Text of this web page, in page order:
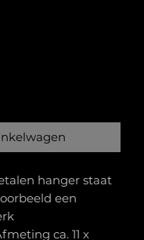
hanger staat
een
ca. 11 x